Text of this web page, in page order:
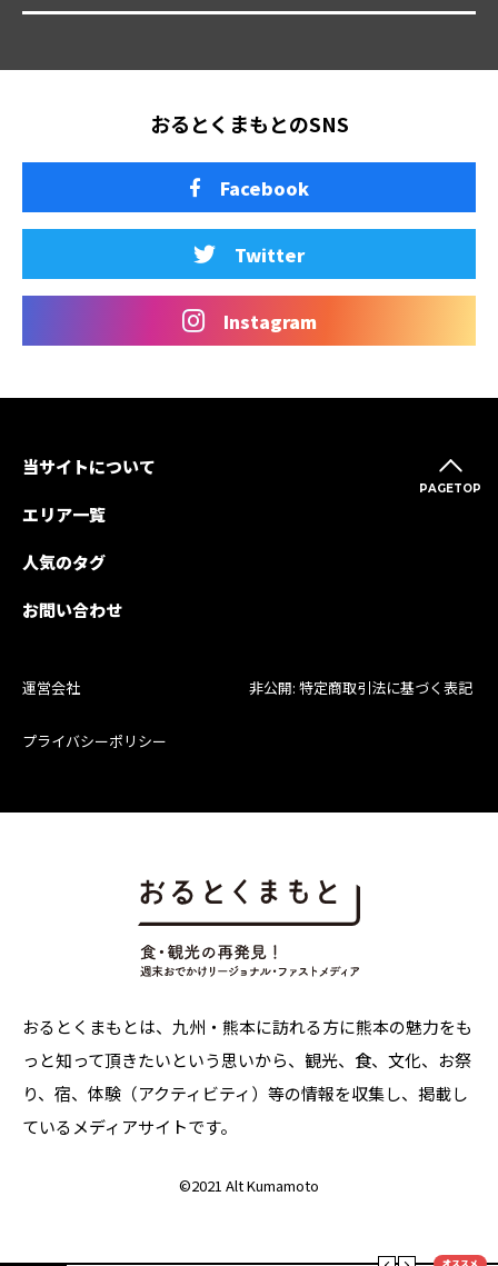
おるとくまもとのSNS
Facebook
Twitter
Instagram
PAGETOP
当サイトについて
エリア一覧
人気のタグ
お問い合わせ
運営会社 非公開: 特定商取引法に基づく表記
プライバシーポリシー
おるとくまもとは、九州・熊本に訪れる方に熊本の魅力をも
っと知って頂きたいという思いから、観光、食、文化、お祭
り、宿、体験（アクティビティ）等の情報を収集し、掲載し
ているメディアサイトです。
©2021 Alt Kumamoto
オススメ